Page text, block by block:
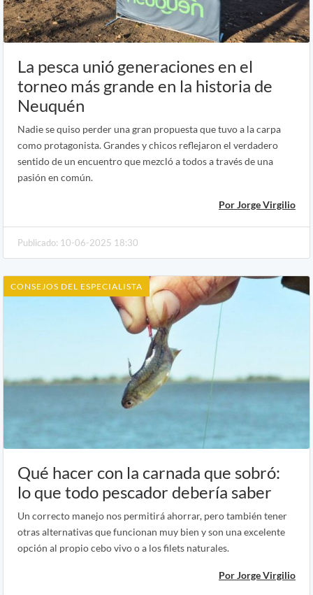
La pesca unió generaciones en el
torneo más grande en la historia de
Neuquén
Nadie se quiso perder una gran propuesta que tuvo a la carpa
como protagonista. Grandes y chicos reflejaron el verdadero
sentido de un encuentro que mezcló a todos a través de una
pasión en común.
Por Jorge Virgilio
Publicado: 10-06-2025 18:30
CONSEJOS DEL ESPECIALISTA
Qué hacer con la carnada que sobró:
lo que todo pescador debería saber
Un correcto manejo nos permitirá ahorrar, pero también tener
otras alternativas que funcionan muy bien y son una excelente
opción al propio cebo vivo o a los filets naturales.
Por Jorge Virgilio